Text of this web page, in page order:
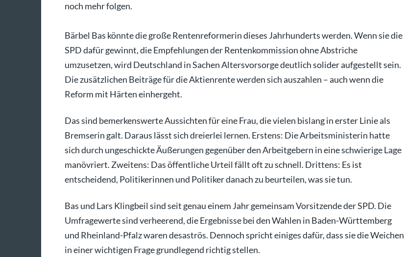
noch mehr folgen.
Bärbel Bas könnte die große Rentenreformerin dieses Jahrhunderts werden. Wenn sie die
SPD dafür gewinnt, die Empfehlungen der Rentenkommission ohne Abstriche
umzusetzen, wird Deutschland in Sachen Altersvorsorge deutlich solider aufgestellt sein.
Die zusätzlichen Beiträge für die Aktienrente werden sich auszahlen – auch wenn die
Reform mit Härten einhergeht.
Das sind bemerkenswerte Aussichten für eine Frau, die vielen bislang in erster Linie als
Bremserin galt. Daraus lässt sich dreierlei lernen. Erstens: Die Arbeitsministerin hatte
sich durch ungeschickte Äußerungen gegenüber den Arbeitgebern in eine schwierige Lage
manövriert. Zweitens: Das öffentliche Urteil fällt oft zu schnell. Drittens: Es ist
entscheidend, Politikerinnen und Politiker danach zu beurteilen, was sie tun.
Bas und Lars Klingbeil sind seit genau einem Jahr gemeinsam Vorsitzende der SPD. Die
Umfragewerte sind verheerend, die Ergebnisse bei den Wahlen in Baden-Württemberg
und Rheinland-Pfalz waren desaströs. Dennoch spricht einiges dafür, dass sie die Weichen
in einer wichtigen Frage grundlegend richtig stellen.